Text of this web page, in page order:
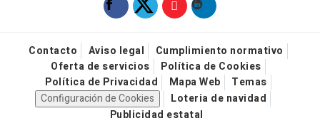
Contacto Aviso legal
Cumplimiento normativo
Oferta de servicios
Política de Cookies
Política de Privacidad
Mapa Web
Temas
Configuración de Cookies
Loteria de navidad
Publicidad estatal